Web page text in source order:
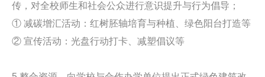
传，对全校师生和社会公众进行意识提升与行为倡导；
① 减碳增汇活动：红树胚轴培育与种植、绿色阳台打造等
② 宣传活动：光盘行动打卡、减塑倡议等